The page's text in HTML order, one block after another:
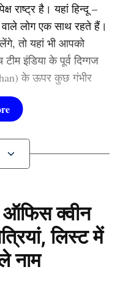
राष्ट्र है। यहां हिन्दू –
वाले लोग एक साथ रहते हैं।
तो यहां भी आपको
इंडिया के पूर्व दिग्गज
के ऊपर कुछ गंभीर
है। यह खबर सामने आते ही
रहा है।
मन
ऑफिस क्वीन
लिस्ट में
नाम